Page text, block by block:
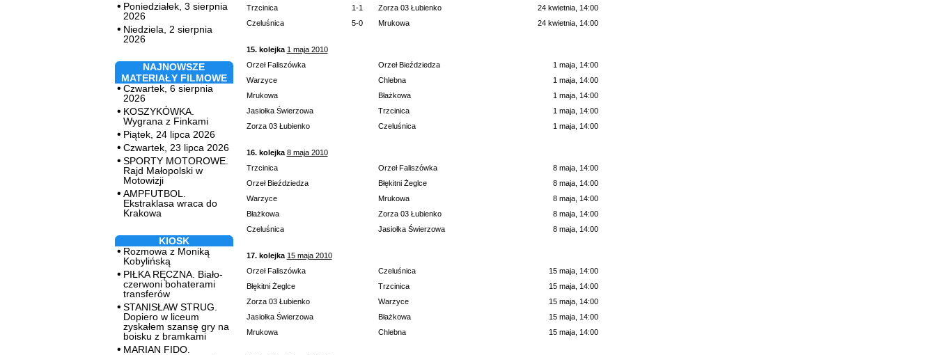
Poniedziałek, 3 sierpnia
2026
Niedziela, 2 sierpnia
2026
NAJNOWSZE
MATERIAŁY FILMOWE
Czwartek, 6 sierpnia
2026
KOSZYKÓWKA.
Wygrana z Finkami
Piątek, 24 lipca 2026
Czwartek, 23 lipca 2026
SPORTY MOTOROWE.
Rajd Małopolski w
Motowizji
AMPFUTBOL.
Ekstraklasa wraca do
Krakowa
KIOSK
Rozmowa z Moniką
Kobylińską
PIŁKA RĘCZNA. Biało-
czerwoni bohaterami
transferów
STANISŁAW STRUG.
Dopiero w liceum
zyskałem szansę gry na
boisku z bramkami
MARIAN FIDO.
Trzcinica
1-1 Zorza 03 Łubienko
24 kwietnia, 14:00
Czeluśnica
5-0 Mrukowa 24 kwietnia, 14:00
15. kolejka 1 maja 2010
Orzeł Faliszówka
Orzeł Bieździedza
1 maja, 14:00
Warzyce
Chlebna
1 maja, 14:00
Mrukowa
Błażkowa
1 maja, 14:00
Jasiołka Świerzowa
Trzcinica
1 maja, 14:00
Zorza 03 Łubienko
Czeluśnica 1 maja, 14:00
16. kolejka 8 maja 2010
Trzcinica
Orzeł Faliszówka
8 maja, 14:00
Orzeł Bieździedza
Błękitni Żeglce
8 maja, 14:00
Warzyce
Mrukowa
8 maja, 14:00
Błażkowa
Zorza 03 Łubienko
8 maja, 14:00
Czeluśnica
Jasiołka Świerzowa 8 maja, 14:00
17. kolejka 15 maja 2010
Orzeł Faliszówka
Czeluśnica
15 maja, 14:00
Błękitni Żeglce
Trzcinica
15 maja, 14:00
Zorza 03 Łubienko
Warzyce
15 maja, 14:00
Jasiołka Świerzowa
Błażkowa
15 maja, 14:00
Mrukowa
Chlebna 15 maja, 14:00